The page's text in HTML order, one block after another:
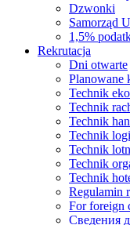
Dzwonki
Samorząd
1,5%
Rekrutacja
Dni otwarte
Planowane
Technik
Technik
Technik
Technik
Technik
Technik
Technik
Regulamin
For foreign
Сведения